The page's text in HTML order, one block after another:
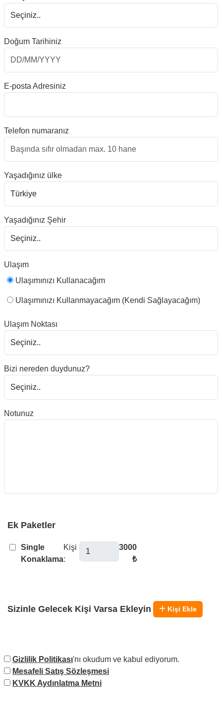
Doğum Tarihiniz
E-posta Adresiniz
Telefon numaranız
Yaşadığınız ülke
Yaşadığınız Şehir
Ulaşım
Ulaşımınızı Kullanacağım
Ulaşımınızı Kullanmayacağım (Kendi Sağlayacağım)
Ulaşım Noktası
Bizi nereden duydunuz?
Notunuz
Ek Paketler
Single
Konaklama
Kişi
:
3000
₺
Sizinle Gelecek Kişi Varsa Ekleyin Kişi Ekle
Gizlilik Politikası'nı okudum ve kabul ediyorum.
Mesafeli Satış Sözleşmesi
KVKK Aydınlatma Metni